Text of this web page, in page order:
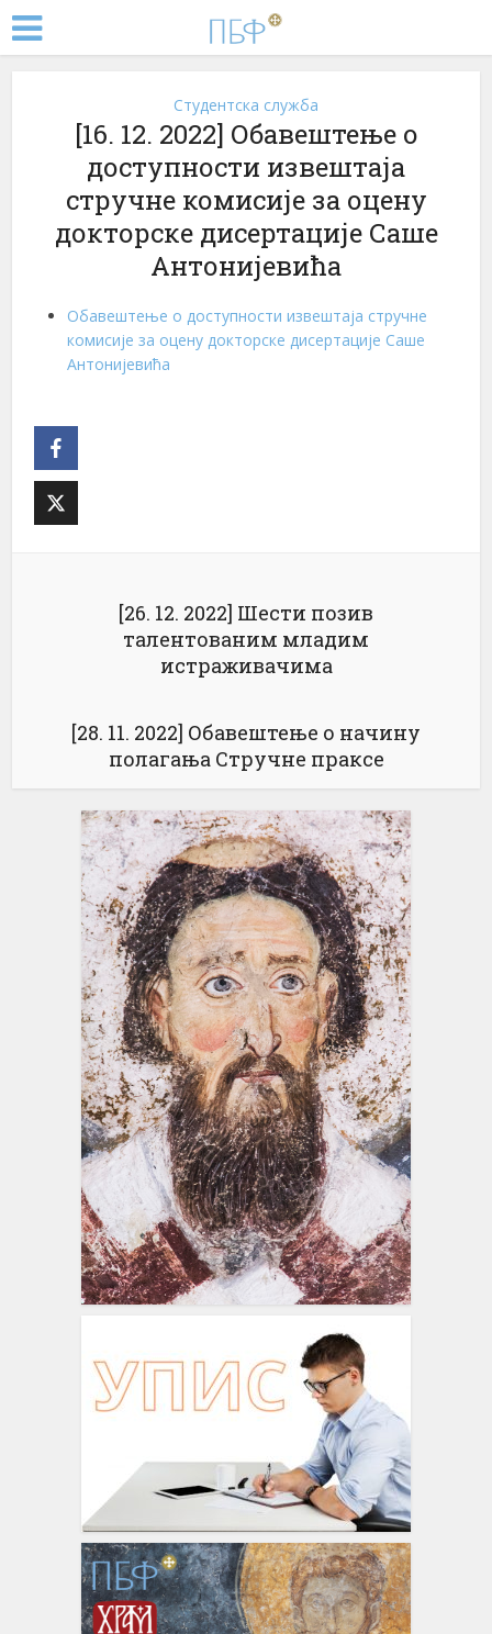
Студентска служба
[16. 12. 2022] Обавештење о
доступности извештаја
стручне комисије за оцену
докторске дисертације Саше
Антонијевића
Обавештење о доступности извештаја стручне
комисије за оцену докторске дисертације Саше
Антонијевића
[26. 12. 2022] Шести позив
талентованим младим
истраживачима
[28. 11. 2022] Обавештење о начину
полагања Стручне праксе